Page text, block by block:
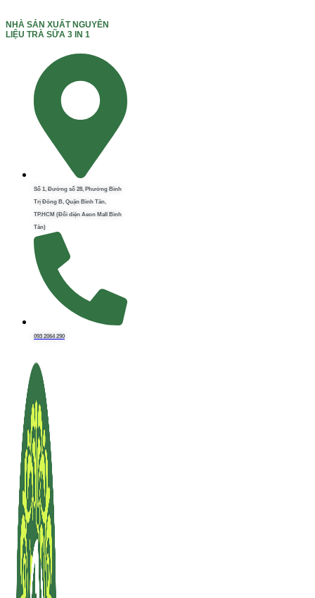
NHÀ SẢN XUẤT NGUYÊN
LIỆU TRÀ SỮA 3 IN 1
Số 1, Đường số 28, Phường Bình
Trị Đông B, Quận Bình Tân,
TP.HCM (Đối diện Aeon Mall Bình
Tân)
093 2064 290